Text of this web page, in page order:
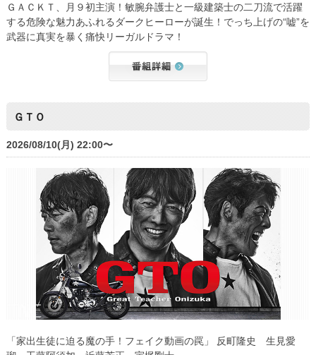
ＧＡＣＫＴ、月９初主演！敏腕弁護士と一級建築士の二刀流で活躍
する危険な魅力あふれるダークヒーローが誕生！でっち上げの“嘘”を
武器に真実を暴く痛快リーガルドラマ！
ＧＴＯ
2026/08/10(月) 22:00〜
「家出生徒に迫る魔の手！フェイク動画の罠」 反町隆史 生見愛